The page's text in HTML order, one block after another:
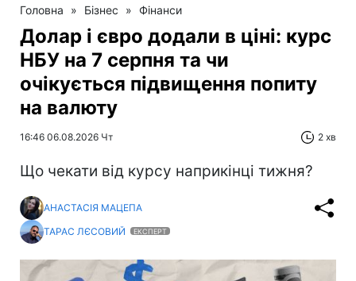
Головна » Бізнес » Фінанси
Долар і євро додали в ціні: курс
НБУ на 7 серпня та чи
очікується підвищення попиту
на валюту
16:46 06.08.2026 Чт 2 хв
Що чекати від курсу наприкінці тижня?
АНАСТАСІЯ МАЦЕПА
ТАРАС ЛЄСОВИЙ
ЕКСПЕРТ